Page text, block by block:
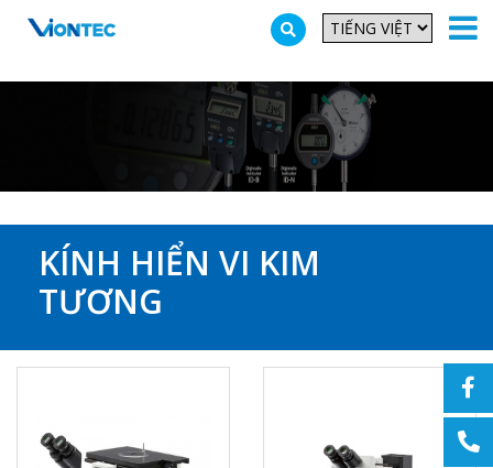
Additionally, paste this code immediately after the opening tag:
KÍNH HIỂN VI KIM
TƯƠNG